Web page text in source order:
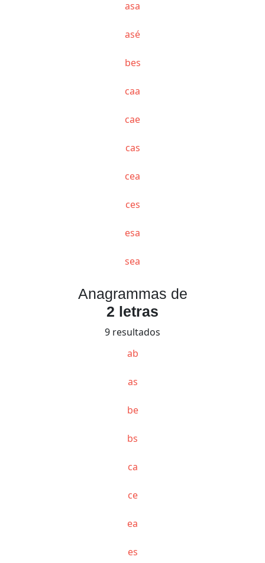
asa
asé
bes
caa
cae
cas
cea
ces
esa
sea
Anagrammas de
2 letras
9 resultados
ab
as
be
bs
ca
ce
ea
es